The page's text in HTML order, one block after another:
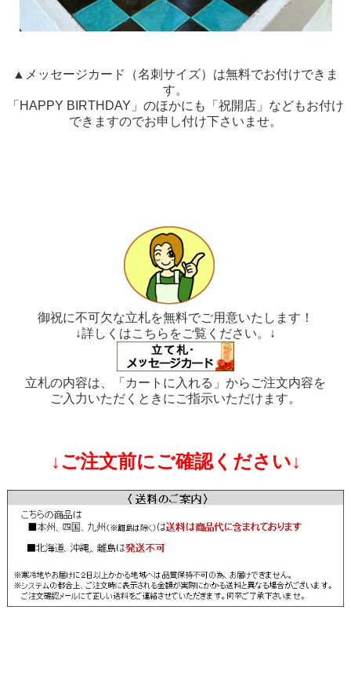
▲メッセージカード（名刺サイズ）は無料でお付けできま
す。
「HAPPY BIRTHDAY」のほかにも「祝開店」などもお付け
できますのでお申し付け下さいませ。
御祝に不可欠な立札を無料でご用意いたします！
↓詳しくはこちらをご覧ください。↓
立札の内容は、「カートに入れる」からご注文内容を
ご入力いただくときにご指示いただけます。
↓ご注文前にご確認ください↓